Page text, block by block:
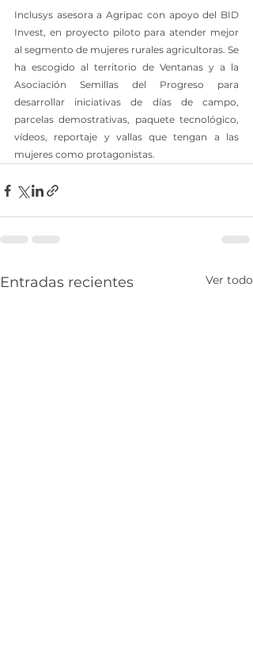
Inclusys asesora a Agripac con apoyo del BID
Invest, en proyecto piloto para atender mejor
al segmento de mujeres rurales agricultoras. Se
ha escogido al territorio de Ventanas y a la
Asociación Semillas del Progreso para
desarrollar iniciativas de días de campo,
parcelas demostrativas, paquete tecnológico,
vídeos, reportaje y vallas que tengan a las
mujeres como protagonistas.
Entradas recientes Ver todo